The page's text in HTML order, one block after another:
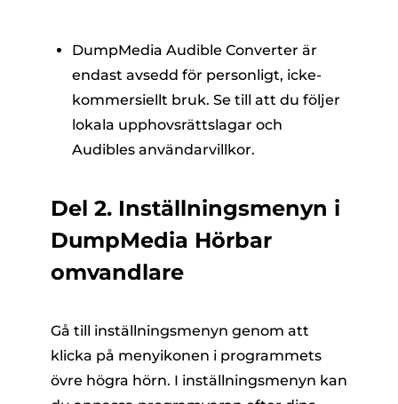
DumpMedia Audible Converter är
endast avsedd för personligt, icke-
kommersiellt bruk. Se till att du följer
lokala upphovsrättslagar och
Audibles användarvillkor.
Del 2. Inställningsmenyn i
DumpMedia Hörbar
omvandlare
Gå till inställningsmenyn genom att
klicka på menyikonen i programmets
övre högra hörn. I inställningsmenyn kan